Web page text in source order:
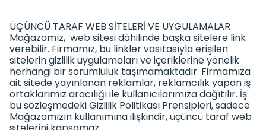
ÜÇÜNCÜ TARAF WEB SİTELERİ VE UYGULAMALAR
Mağazamız, web sitesi dâhilinde başka sitelere link
verebilir. Firmamız, bu linkler vasıtasıyla erişilen
sitelerin gizlilik uygulamaları ve içeriklerine yönelik
herhangi bir sorumluluk taşımamaktadır. Firmamıza
ait sitede yayınlanan reklamlar, reklamcılık yapan iş
ortaklarımız aracılığı ile kullanıcılarımıza dağıtılır. İş
bu sözleşmedeki Gizlilik Politikası Prensipleri, sadece
Mağazamızın kullanımına ilişkindir, üçüncü taraf web